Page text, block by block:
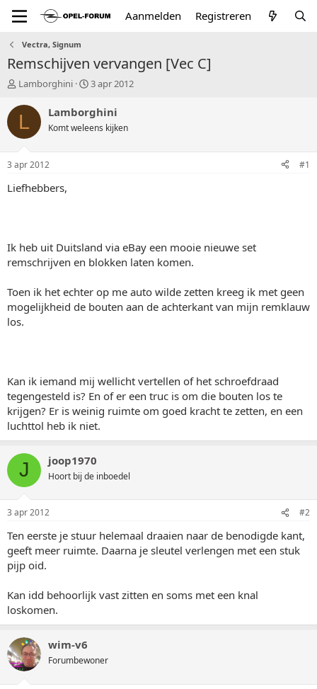
Aanmelden Registreren
Vectra, Signum
Remschijven vervangen [Vec C]
T
p
a
r
Lamborghini
S
a
r
t
3 apr 2012
L Lamborghini
Komt weleens kijken
3 apr 2012 #1
Liefhebbers,
Ik heb uit Duitsland via eBay een mooie nieuwe set
remschrijven en blokken laten komen.
Toen ik het echter op me auto wilde zetten kreeg ik met geen
mogelijkheid de bouten aan de achterkant van mijn remklauw
los.
Kan ik iemand mij wellicht vertellen of het schroefdraad
tegengesteld is? En of er een truc is om die bouten los te
krijgen? Er is weinig ruimte om goed kracht te zetten, en een
luchttol heb ik niet.
J joop1970
Hoort bij de inboedel
3 apr 2012 #2
Ten eerste je stuur helemaal draaien naar de benodigde kant,
geeft meer ruimte. Daarna je sleutel verlengen met een stuk
pijp oid.
Kan idd behoorlijk vast zitten en soms met een knal
loskomen.
wim-v6
Forumbewoner